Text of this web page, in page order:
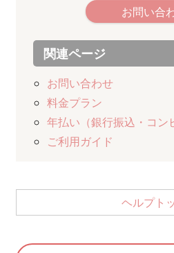
お問い合
関連ページ
お問い合わせ
料金プラン
年払い（銀行振込・コン
ご利用ガイド
ヘルプト